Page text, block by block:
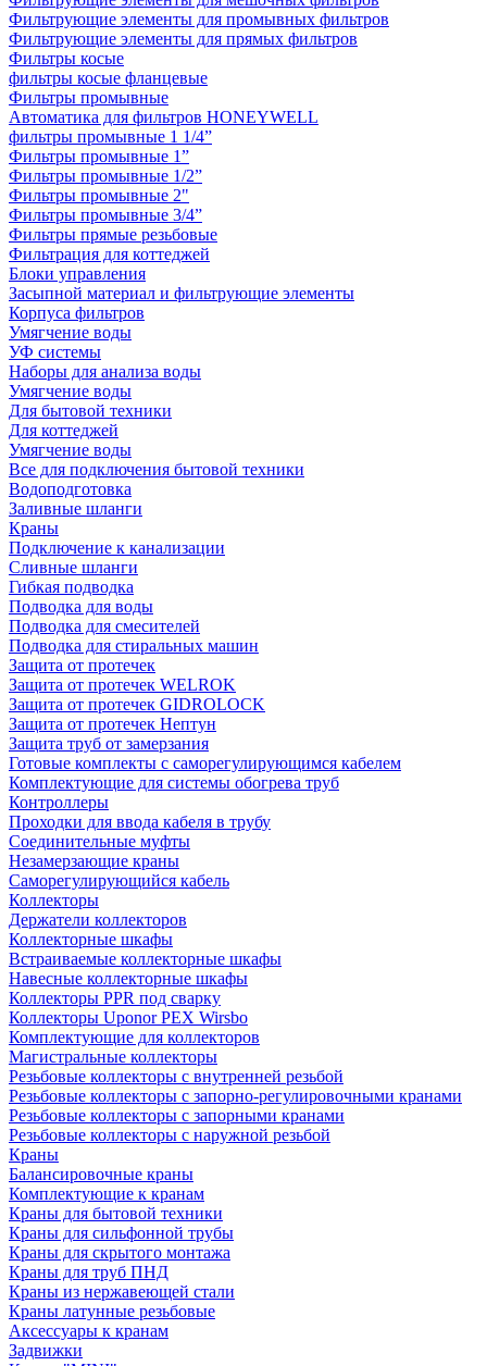
Фильтрующие элементы для промывных фильтров
Фильтрующие элементы для прямых фильтров
Фильтры косые
фильтры косые фланцевые
Фильтры промывные
Автоматика для фильтров HONEYWELL
фильтры промывные 1 1/4”
Фильтры промывные 1”
Фильтры промывные 1/2”
Фильтры промывные 2"
Фильтры промывные 3/4”
Фильтры прямые резьбовые
Фильтрация для коттеджей
Блоки управления
Засыпной материал и фильтрующие элементы
Корпуса фильтров
Умягчение воды
УФ системы
Наборы для анализа воды
Умягчение воды
Для бытовой техники
Для коттеджей
Умягчение воды
Все для подключения бытовой техники
Водоподготовка
Заливные шланги
Краны
Подключение к канализации
Сливные шланги
Гибкая подводка
Подводка для воды
Подводка для смесителей
Подводка для стиральных машин
Защита от протечек
Защита от протечек WELROK
Защита от протечек GIDROLOCK
Защита от протечек Нептун
Защита труб от замерзания
Готовые комплекты с саморегулирующимся кабелем
Комплектующие для системы обогрева труб
Контроллеры
Проходки для ввода кабеля в трубу
Соединительные муфты
Незамерзающие краны
Саморегулирующийся кабель
Коллекторы
Держатели коллекторов
Коллекторные шкафы
Встраиваемые коллекторные шкафы
Навесные коллекторные шкафы
Коллекторы PPR под сварку
Коллекторы Uponor PEX Wirsbo
Комплектующие для коллекторов
Магистральные коллекторы
Резьбовые коллекторы с внутренней резьбой
Резьбовые коллекторы с запорно-регулировочными кранами
Резьбовые коллекторы с запорными кранами
Резьбовые коллекторы с наружной резьбой
Краны
Балансировочные краны
Комплектующие к кранам
Краны для бытовой техники
Краны для сильфонной трубы
Краны для скрытого монтажа
Краны для труб ПНД
Краны из нержавеющей стали
Краны латунные резьбовые
Аксессуары к кранам
Задвижки